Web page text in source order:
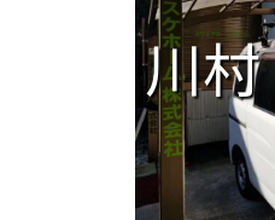
川